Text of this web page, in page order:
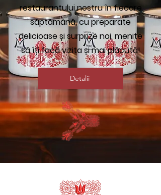
restaurantului nostru în fiecare
săptămână, cu preparate
delicioase și surprize noi, menite
să îți facă vizita și mai plăcută!
Detalii